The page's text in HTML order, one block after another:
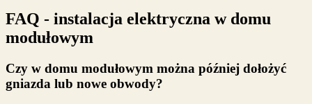
FAQ - instalacja elektryczna w domu
modułowym
Czy w domu modułowym można później dołożyć
gniazda lub nowe obwody?